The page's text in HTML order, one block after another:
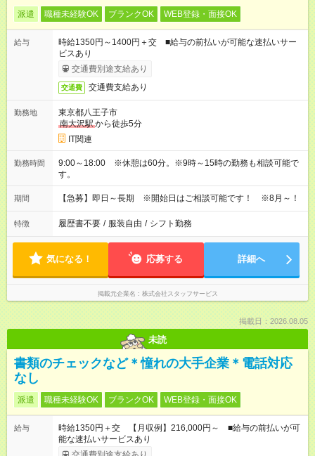
派遣 職種未経験OK ブランクOK WEB登録・面接OK
給与
時給1350円～1400円＋交 ■給与の前払いが可能な速払いサー
ビスあり
交通費別途支給あり
交通費 交通費支給あり
勤務地
東京都八王子市
南大沢駅から徒歩5分
IT関連
勤務時間
9:00～18:00 ※休憩は60分。※9時～15時の勤務も相談可能で
す。
期間 【急募】即日～長期 ※開始日はご相談可能です！ ※8月～！
特徴 履歴書不要 / 服装自由 / シフト勤務
気になる！ 応募する 詳細へ
掲載元企業名 株式会社スタッフサービス
掲載日：2026.08.05
未読
書類のチェックなど＊憧れの大手企業＊電話対応
なし
派遣 職種未経験OK ブランクOK WEB登録・面接OK
給与
時給1350円＋交 【月収例】216,000円～ ■給与の前払いが可
能な速払いサービスあり